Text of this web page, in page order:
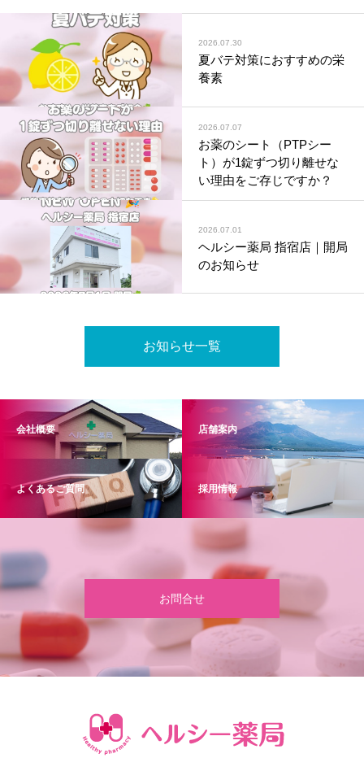
2026.07.30
夏バテ対策におすすめの栄
養素
2026.07.07
お薬のシート（PTPシー
ト）が1錠ずつ切り離せな
い理由をご存じですか？
2026.07.01
ヘルシー薬局 指宿店｜開局
のお知らせ
お知らせ一覧
会社概要 店舗案内
よくあるご質問 採用情報
お問合せ